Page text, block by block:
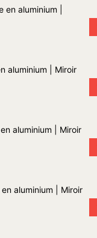
en aluminium |
aluminium | Miroir
aluminium | Miroir
aluminium | Miroir